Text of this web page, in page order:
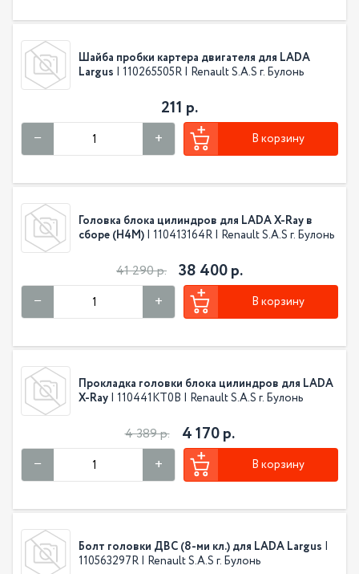
Шайба пробки картера двигателя для LADA
Largus | 110265505R | Renault S.A.S г. Булонь
211 р.
В корзину
Головка блока цилиндров для LADA X-Ray в
сборе (H4M) | 110413164R | Renault S.A.S г. Булонь
41 290 р. 38 400 р.
В корзину
Прокладка головки блока цилиндров для LADA
X-Ray | 110441KT0B | Renault S.A.S г. Булонь
4 389 р. 4 170 р.
В корзину
Болт головки ДВС (8-ми кл.) для LADA Largus |
110563297R | Renault S.A.S г. Булонь